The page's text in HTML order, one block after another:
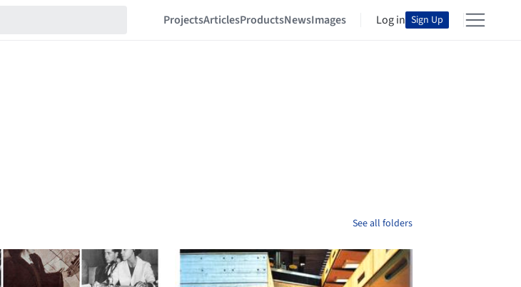
ProjectsArticlesProductsNewsImages Log in Sign Up
See all folders